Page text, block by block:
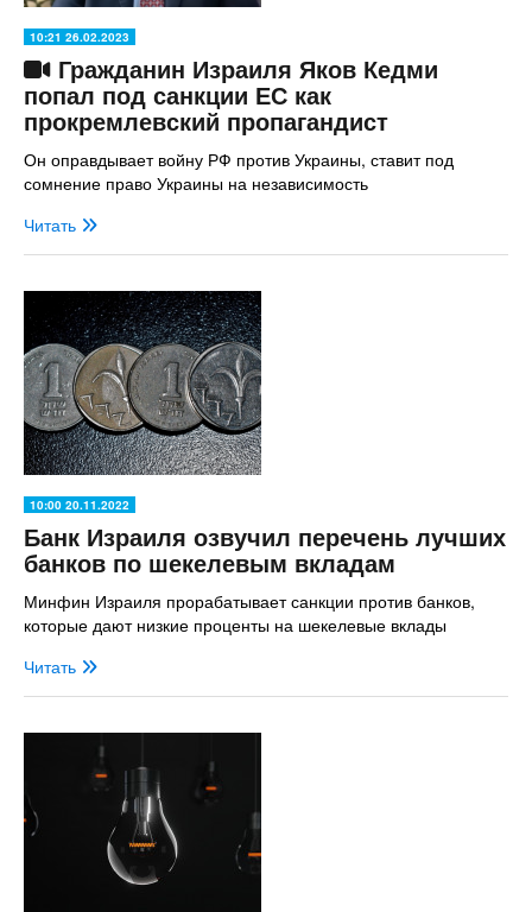
10:21 26.02.2023
Гражданин Израиля Яков Кедми
попал под санкции ЕС как
прокремлевский пропагандист
Он оправдывает войну РФ против Украины, ставит под
сомнение право Украины на независимость
Читать
10:00 20.11.2022
Банк Израиля озвучил перечень лучших
банков по шекелевым вкладам
Минфин Израиля прорабатывает санкции против банков,
которые дают низкие проценты на шекелевые вклады
Читать